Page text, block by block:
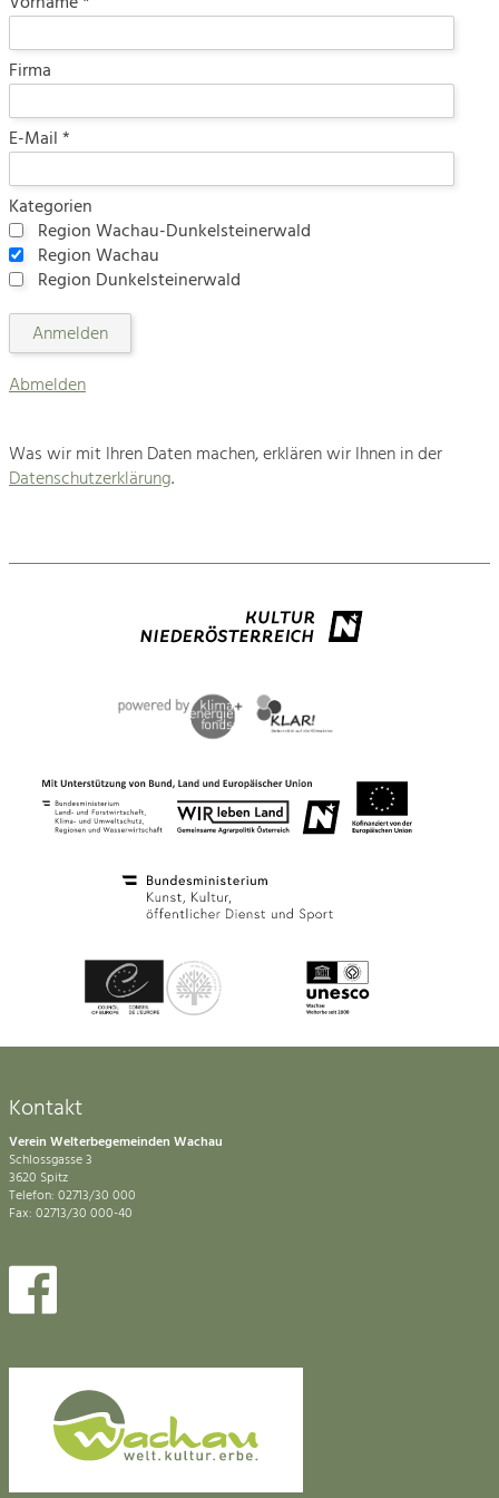
Architektur 
Landwirtschaft & Tourismus
Projekte
Kirchen am Fluss
Suche
Impressum
Tourismus
Positionierung.
Kunst & Kultur
Soziales, Bildung &
Identität
Integration
Mobilität & Energie
erneuerbare Energie
Wirtschaft
Steigerung regionaler Wertschöpfung
Firma
E-Mail *
Kategorien
Region Wachau-Dunkelsteinerwald
Region Wachau
Region Dunkelsteinerwald
Abmelden
Was wir mit Ihren Daten machen, erklären wir Ihnen in der
Datenschutzerklärung.
Kontakt
Verein Welterbegemeinden Wachau
Schlossgasse 3
3620 Spitz
Telefon: 02713/30 000
Fax: 02713/30 000-40